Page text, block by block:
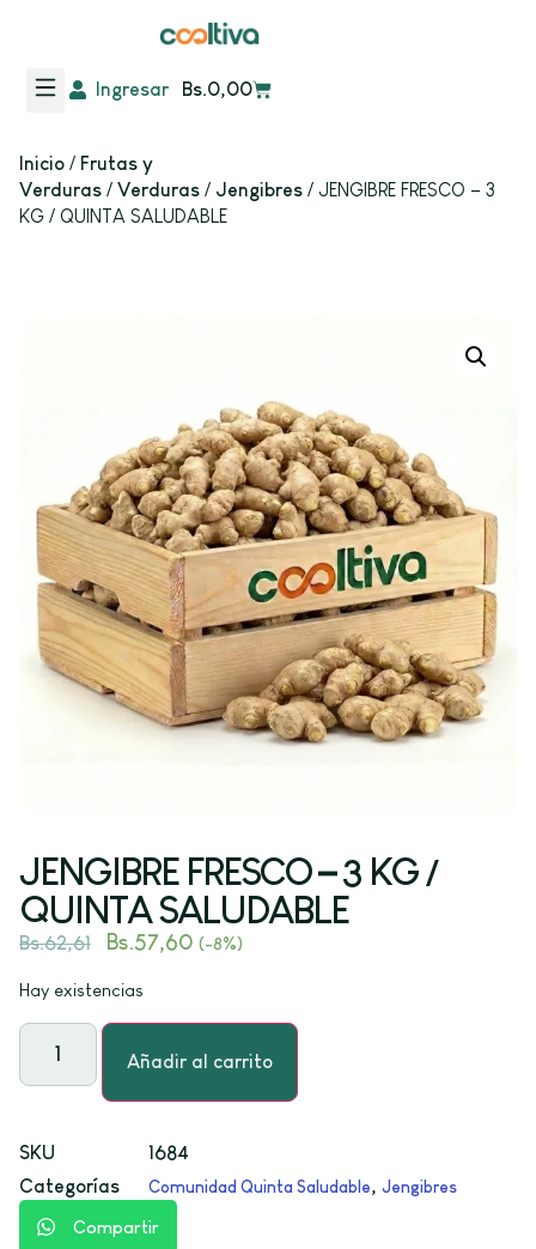
Ingresar Bs.0,00
Inicio / Frutas y
Verduras / Verduras / Jengibres / JENGIBRE FRESCO – 3
KG / QUINTA SALUDABLE
JENGIBRE FRESCO – 3 KG /
QUINTA SALUDABLE
Bs.62,61 Bs.57,60 (-8%)
Hay existencias
Añadir al carrito
SKU
1684
Categorías
Comunidad Quinta Saludable, Jengibres
Compartir